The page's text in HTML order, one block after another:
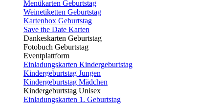
Menükarten Geburtstag
Weinetiketten Geburtstag
Kartenbox Geburtstag
Save the Date Karten
Dankeskarten Geburtstag
Fotobuch Geburtstag
Eventplattform
Einladungskarten Kindergeburtstag
Kindergeburtstag Jungen
Kindergeburtstag Mädchen
Kindergeburtstag Unisex
Einladungskarten 1. Geburtstag